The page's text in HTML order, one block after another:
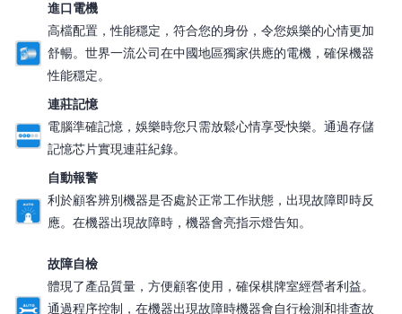
進口電機
高檔配置，性能穩定，符合您的身份，令您娛樂的心情更加
舒暢。世界一流公司在中國地區獨家供應的電機，確保機器
性能穩定。
連莊記憶
電腦準確記憶，娛樂時您只需放鬆心情享受快樂。通過存儲
記憶芯片實現連莊紀錄。
自動報警
利於顧客辨別機器是否處於正常工作狀態，出現故障即時反
應。在機器出現故障時，機器會亮指示燈告知。
故障自檢
體現了產品質量，方便顧客使用，確保棋牌室經營者利益。
通過程序控制，在機器出現故障時機器會自行檢測和排查故